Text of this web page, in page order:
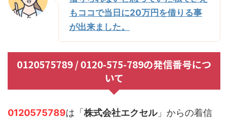
もココで当日に20万円を借りる事
が出来ました。
0120575789 / 0120-575-789の発信番号につ
いて
0120575789は「株式会社エクセル」からの着信